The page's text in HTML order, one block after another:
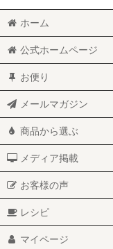
ホーム
公式ホームページ
お便り
メールマガジン
商品から選ぶ
メディア掲載
お客様の声
レシピ
マイページ